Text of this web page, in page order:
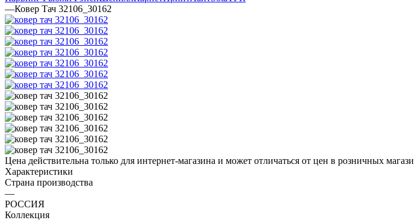
—Ковер Тач 32106_30162
Цена действительна только для интернет-магазина и может отличаться от цен в розничных
Характеристики
Страна производства
—
РОССИЯ
Коллекция